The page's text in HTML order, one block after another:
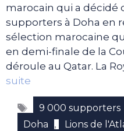
marocain qui a décidé
supporters à Doha en
sélection marocaine
en demi-finale de la
déroule au Qatar. La
suite
Étiquettes
9 000 supporters
Doha , Lions de